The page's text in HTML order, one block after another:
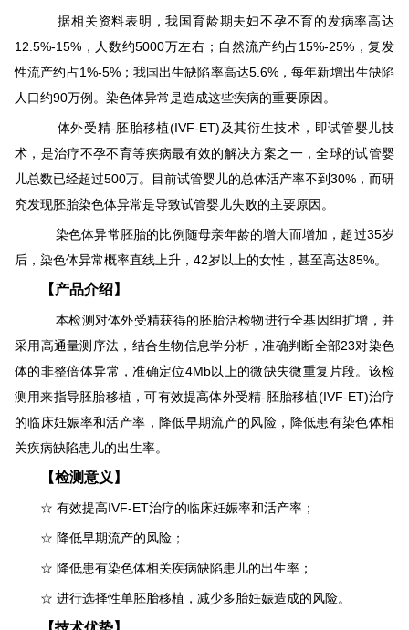
据相关资料表明，我国育龄期夫妇不孕不育的发病率高达
12.5%-15%，人数约5000万左右；自然流产约占15%-25%，复发
性流产约占1%-5%；我国出生缺陷率高达5.6%，每年新增出生缺陷
人口约90万例。染色体异常是造成这些疾病的重要原因。
体外受精-胚胎移植(IVF-ET)及其衍生技术，即试管婴儿技
术，是治疗不孕不育等疾病最有效的解决方案之一，全球的试管婴
儿总数已经超过500万。目前试管婴儿的总体活产率不到30%，而研
究发现胚胎染色体异常是导致试管婴儿失败的主要原因。
染色体异常胚胎的比例随母亲年龄的增大而增加，超过35岁
后，染色体异常概率直线上升，42岁以上的女性，甚至高达85%。
【产品介绍】
本检测对体外受精获得的胚胎活检物进行全基因组扩增，并
采用高通量测序法，结合生物信息学分析，准确判断全部23对染色
体的非整倍体异常，准确定位4Mb以上的微缺失微重复片段。该检
测用来指导胚胎移植，可有效提高体外受精-胚胎移植(IVF-ET)治疗
的临床妊娠率和活产率，降低早期流产的风险，降低患有染色体相
关疾病缺陷患儿的出生率。
【检测意义】
☆ 有效提高IVF-ET治疗的临床妊娠率和活产率；
☆ 降低早期流产的风险；
☆ 降低患有染色体相关疾病缺陷患儿的出生率；
☆ 进行选择性单胚胎移植，减少多胎妊娠造成的风险。